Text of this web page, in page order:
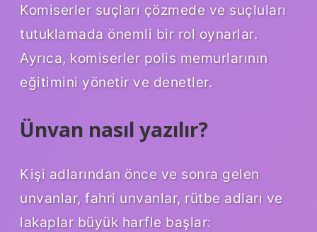
Komiserler suçları çözmede ve suçluları
tutuklamada önemli bir rol oynarlar.
Ayrıca, komiserler polis memurlarının
eğitimini yönetir ve denetler.
Ünvan nasıl yazılır?
Kişi adlarından önce ve sonra gelen
unvanlar, fahri unvanlar, rütbe adları ve
lakaplar büyük harfle başlar: